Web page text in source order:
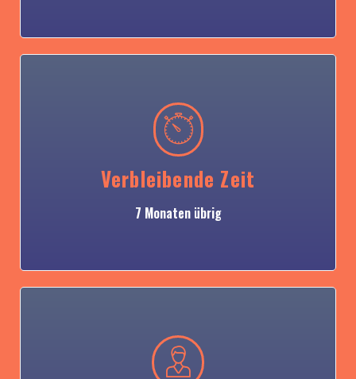
Verbleibende Zeit
7 Monaten übrig